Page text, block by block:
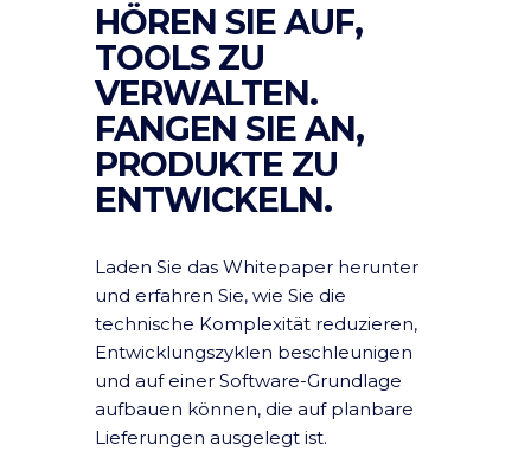
HÖREN SIE AUF,
TOOLS ZU
VERWALTEN.
FANGEN SIE AN,
PRODUKTE ZU
ENTWICKELN.
Laden Sie das Whitepaper herunter
und erfahren Sie, wie Sie die
technische Komplexität reduzieren,
Entwicklungszyklen beschleunigen
und auf einer Software-Grundlage
aufbauen können, die auf planbare
Lieferungen ausgelegt ist.